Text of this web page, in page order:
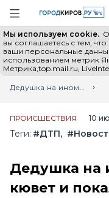
Навигация сайта
Мы используем cookie.
вы соглашаетесь с тем,
ваши персональные
использованием метрик
Метрика,top.mail.ru,
Выборы - 2026 Все
Главная
Лента
Дедушка на иномарке вылетел в кювет и покалечился под Котельничем
ПРОИСШЕСТВИЯ 10
Теги: #ДТП
Дедушка на
кювет и